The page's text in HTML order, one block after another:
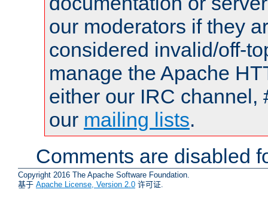
our moderators if they
considered invalid/off-
manage the Apache
either our IRC channel,
our mailing lists.
Comments are disabled
Copyright 2016 The Apache Software Foundation.
基于 Apache License, Version 2.0 许可证.